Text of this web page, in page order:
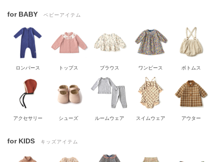
for BABY ベビーアイテム
ロンパース トップス ブラウス ワンピース ボトムス
アクセサリー シューズ ルームウェア スイムウェア アウター
for KIDS キッズアイテム